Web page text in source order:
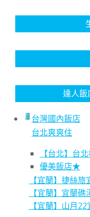
達人
台灣國內飯店
台北爽爽住
【台北】台
優美飯店★
【宜蘭】捷絲
【宜蘭】宜蘭
【宜蘭】山月